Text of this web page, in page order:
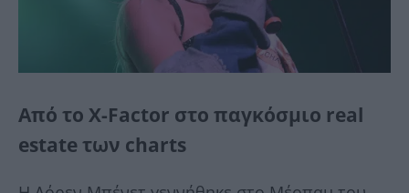
Από το X-Factor στο παγκόσμιο real
estate των charts